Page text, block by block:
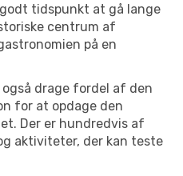
tidspunkt at gå lange
centrum af
på en
drage fordel af den
for at opdage den
Der er hundredvis af
aktiviteter, der kan teste